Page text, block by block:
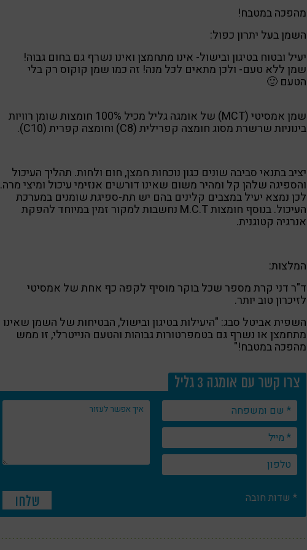
מהפכה במטבח!
השמן בעל יתרון כפול:
יעיל ובטוח בטיגון ובישול- אינו מתחמצן ואינו נשרף גם בחום גבוה!
שמן ללא טעם- ולכן מתאים לכל מנה! זה כמו שמן קוקוס רק בלי
הטעם 🙂
שמן אמסיטי (MCT) של אומגה גליל מכיל 100% חומצות שומן רוויות
בינוניות שרשרת מסוג חומצה קפרילית (C8) וחומצה קפרית (C10).
יציב בתנאי סביבה שונים כגון נוכחות חמצן, חום ולחות. תהליך העיכול
והספיגה שלהן קל ומהיר משום שאינו דורשים אנזימי עיכול ומיצי מרה.
לכן נמצא יעיל במצבים קלינים בהם יש תת-ספיגת שומנים במערכת
העיכול. בנוסף חומצות M.C.T נחשבות למקור זמין במיוחד להפקת
אנרגיה קטוגנית.
המלצות:
ד"ר דני קרת מספר שכל בוקר מוסיף לקפה כף אחת של אמסיטי
לזיכרון טוב יותר.
השפית אביטל סבג: "היעילות בטיגון ובישול, הבטיחות של השמן שאינו
מתחמצן או נשרף גם בטמפרטורות גבוהות והטעם הנייטרלי, זו ממש
מהפכה במטבח!"
צרו קשר עם אומגה 3 גליל
* שדות חובה